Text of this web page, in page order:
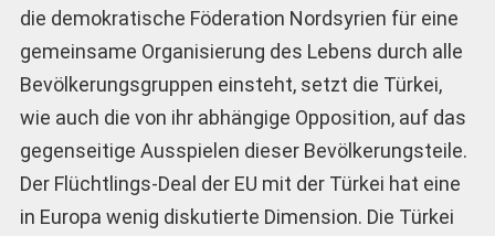
die demokratische Föderation Nordsyrien für eine
gemeinsame Organisierung des Lebens durch alle
Bevölkerungsgruppen einsteht, setzt die Türkei,
wie auch die von ihr abhängige Opposition, auf das
gegenseitige Ausspielen dieser Bevölkerungsteile.
Der Flüchtlings-Deal der EU mit der Türkei hat eine
in Europa wenig diskutierte Dimension. Die Türkei